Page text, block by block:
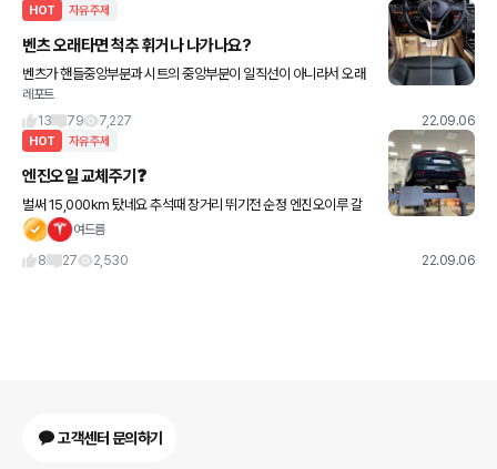
HOT 자유주제
벤츠 오래타면 척추 휘거나 나가나요?
벤츠가 핸들중앙부분과 시트의 중앙부분이 일직선이 아니라서 오래
타면 척추나간다는데 혹시 진짠가요? 오너님들 알려주시면감사하겠
습니다. 사진참고해주세용
레포트
13
79 7,227 22.09.06
HOT 자유주제
엔진오일 교체주기❓
벌써 15,000km 탔네요 추석때 장거리 뛰기전 순정 엔진오이루 갈
아줬어요 출고 후 4회 무료라 비용은 안들었구요 각종 필터류도 무료여드름
8
27 2,530 22.09.06
고객센터 문의하기